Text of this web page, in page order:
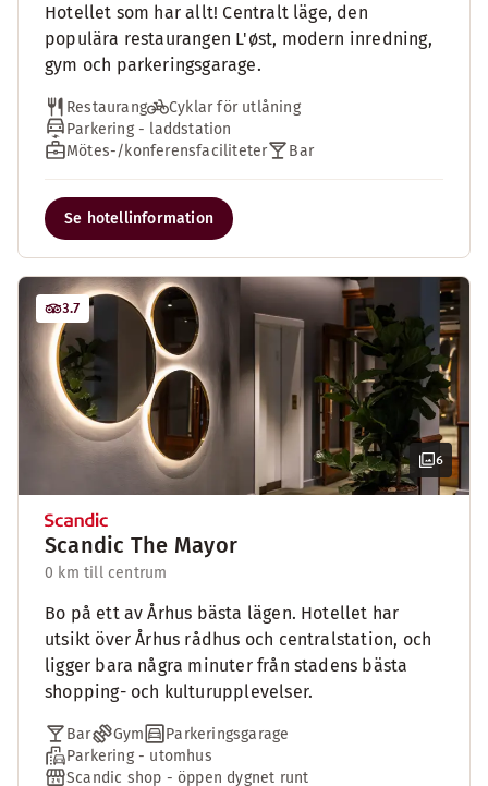
Hotellet som har allt! Centralt läge, den
populära restaurangen L'øst, modern inredning,
gym och parkeringsgarage.
Restaurang
Cyklar för utlåning
Parkering - laddstation
Mötes-/konferensfaciliteter
Bar
Se hotellinformation
6
3.7
Scandic The Mayor
0 km till centrum
Bo på ett av Århus bästa lägen. Hotellet har
utsikt över Århus rådhus och centralstation, och
ligger bara några minuter från stadens bästa
shopping- och kulturupplevelser.
Bar Gym
Parkeringsgarage
Parkering - utomhus
Scandic shop - öppen dygnet runt